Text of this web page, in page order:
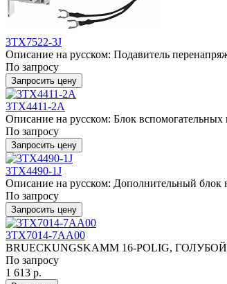
3TX7522-3J
Описание на русском: Подавитель
По запросу
Запросить цену
3TX4411-2A
Описание на русском: Блок
По запросу
Запросить цену
3TX4490-1J
Описание на русском: Дополнительный блок
По запросу
Запросить цену
3TX7014-7AA00
BRUECKUNGSKAMM 16-POLIG,
По запросу
1 613 р.